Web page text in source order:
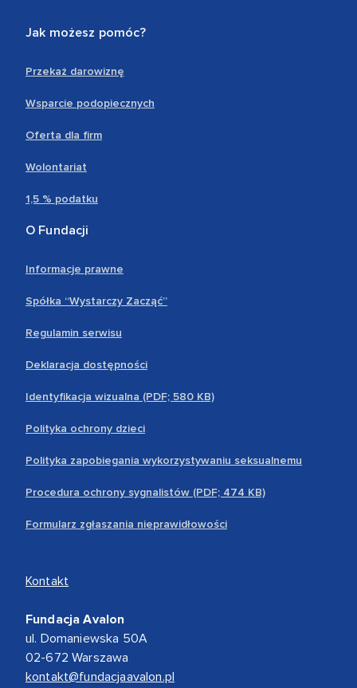
Jak możesz pomóc?
Przekaż darowiznę
Wsparcie podopiecznych
Oferta dla firm
Wolontariat
1,5 % podatku
O Fundacji
Informacje prawne
Spółka “Wystarczy Zacząć”
Regulamin serwisu
Deklaracja dostępności
Identyfikacja wizualna (PDF; 580 KB)
Polityka ochrony dzieci
Polityka zapobiegania wykorzystywaniu seksualnemu
Procedura ochrony sygnalistów (PDF; 474 KB)
Formularz zgłaszania nieprawidłowości
Kontakt
Fundacja Avalon
ul. Domaniewska 50A
02-672 Warszawa
kontakt@fundacjaavalon.pl